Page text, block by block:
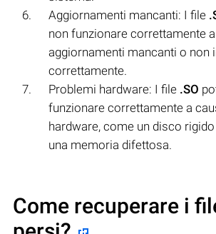
Aggiornamenti mancanti: I file
non funzionare correttamente
aggiornamenti mancanti o non
correttamente.
Problemi hardware: I file .SO
funzionare correttamente a
hardware, come un disco
una memoria difettosa.
Come recuperare i